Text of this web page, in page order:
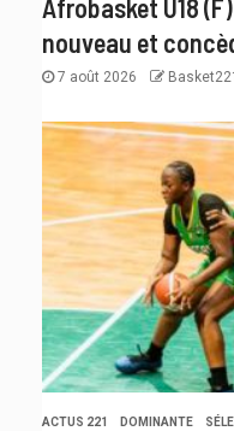
Afrobasket U18
nouveau et
7 août 2026 Basket221
ACTUS 221 DOMINANTE